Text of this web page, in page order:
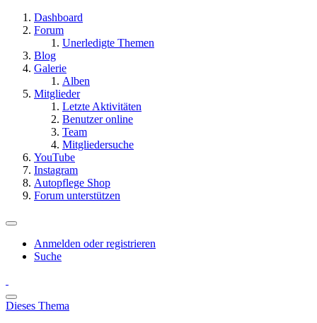
Dashboard
Forum
Unerledigte Themen
Blog
Galerie
Alben
Mitglieder
Letzte Aktivitäten
Benutzer online
Team
Mitgliedersuche
YouTube
Instagram
Autopflege Shop
Forum unterstützen
Anmelden oder registrieren
Suche
Dieses Thema